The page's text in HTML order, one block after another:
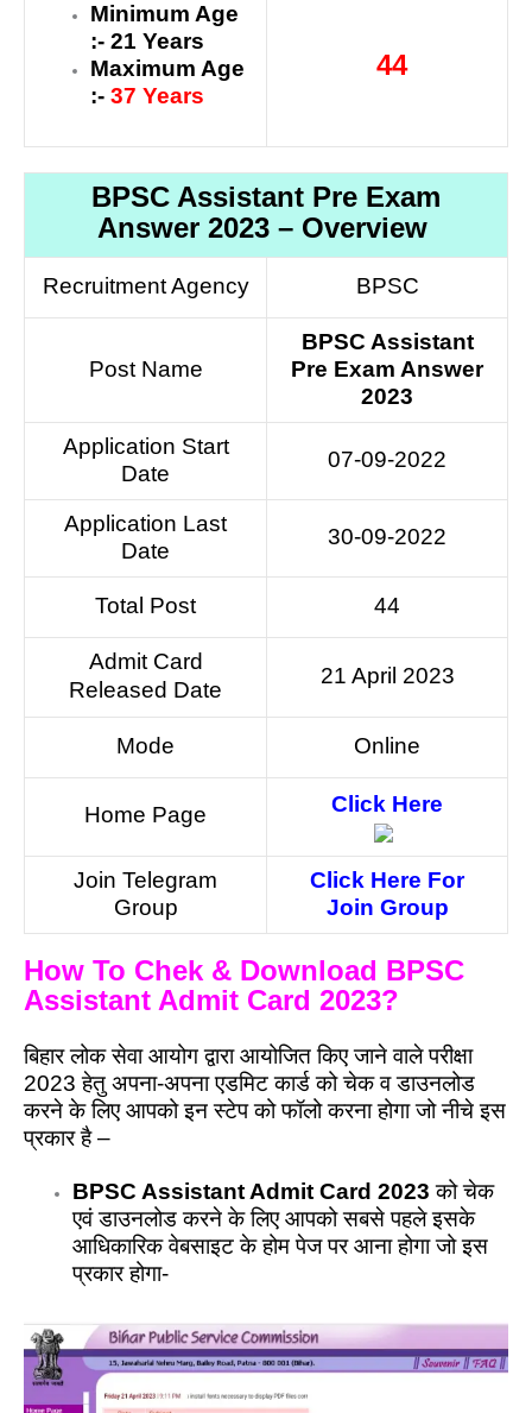
Minimum Age
:- 21 Years
Maximum Age
:- 37 Years
44
BPSC Assistant Pre Exam
Answer 2023 – Overview
Recruitment Agency BPSC
Post Name
BPSC Assistant
Pre Exam Answer
2023
Application Start
Date
07-09-2022
Application Last
Date
30-09-2022
Total Post 44
Admit Card
Released Date
21 April 2023
Mode Online
Home Page Click Here
Join Telegram
Group
Click Here For
Join Group
How To Chek & Download BPSC
Assistant Admit Card 2023?
बिहार लोक सेवा आयोग द्वारा आयोजित किए जाने वाले परीक्षा
2023 हेतु अपना-अपना एडमिट कार्ड को चेक व डाउनलोड
करने के लिए आपको इन स्टेप को फॉलो करना होगा जो नीचे इस
प्रकार है –
BPSC Assistant Admit Card 2023 को चेक
एवं डाउनलोड करने के लिए आपको सबसे पहले इसके
आधिकारिक वेबसाइट के होम पेज पर आना होगा जो इस
प्रकार होगा-